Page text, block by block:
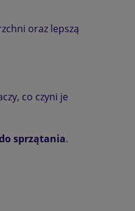
oraz lepszą
co czyni je
sprzątania.